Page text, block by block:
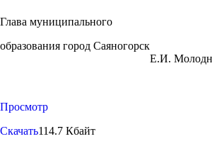
Глава муниципального
образования город Саяногорск
Е.И.
Просмотр
Скачать114.7 Кбайт